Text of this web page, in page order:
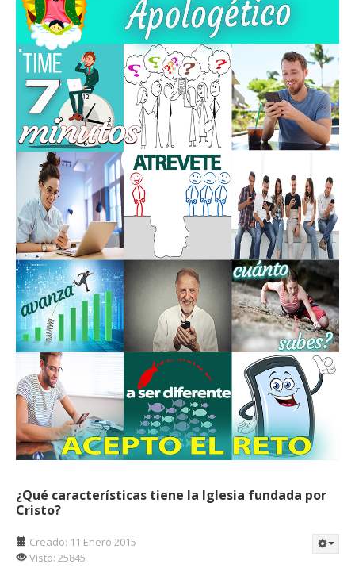
¿Qué características tiene la Iglesia fundada por
Cristo?
Creado: 11 Enero 2015
Visto: 25845